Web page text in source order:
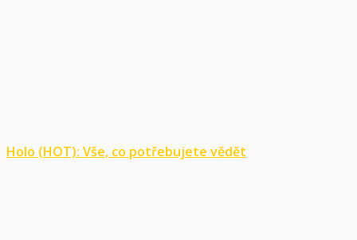
Holo (HOT): Vše, co potřebujete vědět